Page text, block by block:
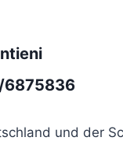
6875836
und der